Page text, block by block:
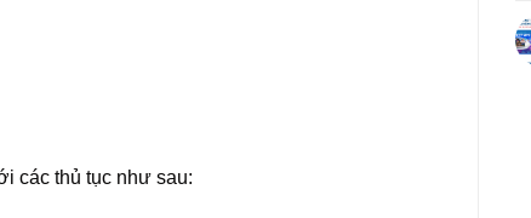
các thủ tục như sau: